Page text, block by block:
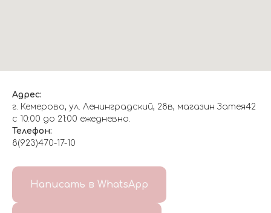
Адрес:
г. Кемерово, ул. Ленинградский, 28в, магазин Затея42
с 10:00 до 21:00 ежедневно.
Телефон:
8(923)470-17-10
Написать в WhatsApp